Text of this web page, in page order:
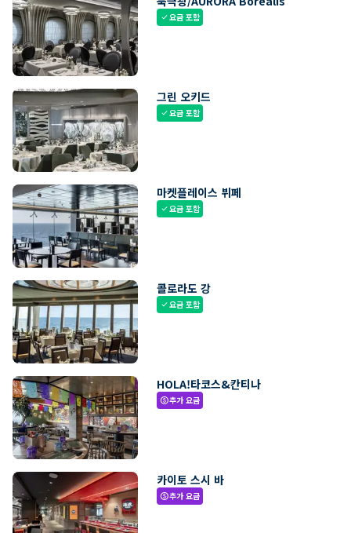
check요금 포함
그린 오키드
check요금 포함
마켓플레이스 뷔페
check요금 포함
콜로라도 강
check요금 포함
HOLA!타코스&칸티나
paid추가 요금
카이토 스시 바
paid추가 요금